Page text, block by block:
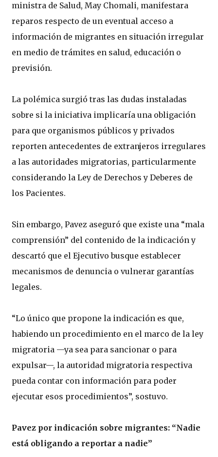
ministra de Salud, May Chomali, manifestara
reparos respecto de un eventual acceso a
información de migrantes en situación irregular
en medio de trámites en salud, educación o
previsión.
La polémica surgió tras las dudas instaladas
sobre si la iniciativa implicaría una obligación
para que organismos públicos y privados
reporten antecedentes de extranjeros irregulares
a las autoridades migratorias, particularmente
considerando la Ley de Derechos y Deberes de
los Pacientes.
Sin embargo, Pavez aseguró que existe una “mala
comprensión” del contenido de la indicación y
descartó que el Ejecutivo busque establecer
mecanismos de denuncia o vulnerar garantías
legales.
“Lo único que propone la indicación es que,
habiendo un procedimiento en el marco de la ley
migratoria —ya sea para sancionar o para
expulsar—, la autoridad migratoria respectiva
pueda contar con información para poder
ejecutar esos procedimientos”, sostuvo.
Pavez por indicación sobre migrantes: “Nadie
está obligando a reportar a nadie”